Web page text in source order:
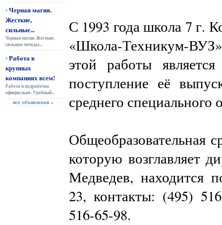
•Черная магия.
Жесткие,
сильные...
Черная магия. Жесткие,
сильные методы...
•Работа в
крупных
компаниях всем!
Работа и подработка
официально. Удобный...
все объявления »
С 1993 года школа 7 г.
«Школа-Техникум-
этой работы
поступление её
среднего специального
Общеобразовательная
которую возглавляет
Медведев, находится
23, контакты: (495)
516-65-98.